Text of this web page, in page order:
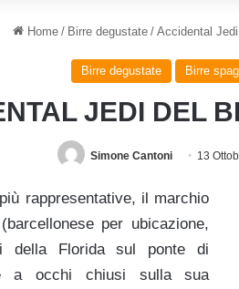
Home / Birre degustate / Accidental
Birre degustate Birre
JEDI DEL
Simone Cantoni 13
rappresentative, il marchio
per ubicazione,
della Florida sul ponte di
a occhi chiusi sulla sua